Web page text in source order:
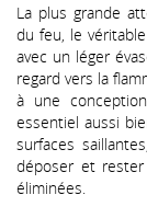
La plus grande
du feu, le
avec un léger
regard vers la
à une
essentiel aussi
surfaces
déposer et
éliminées.